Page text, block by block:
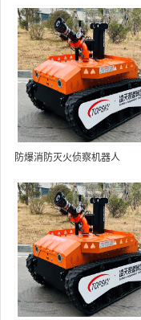
装置+语音控制+跟随功能+5G
制+水炮跟踪火焰+自主导航）
防爆消防灭火侦察机器人